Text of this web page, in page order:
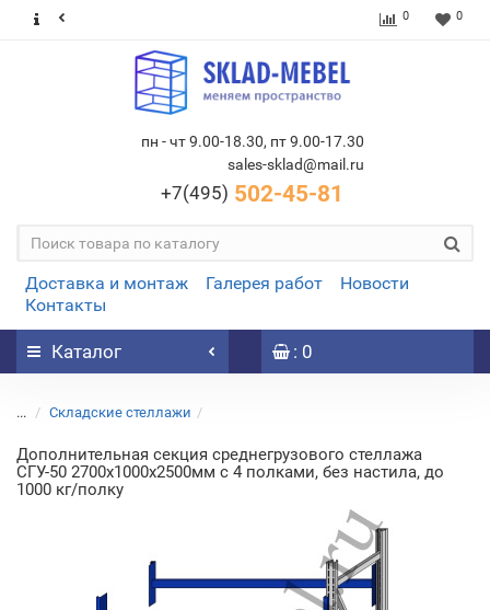
0 0
пн - чт 9.00-18.30, пт 9.00-17.30
sales-sklad@mail.ru
+7(495) 502-45-81
Доставка и монтаж Галерея работ
Новости
Контакты
Каталог : 0
... Складские стеллажи
Дополнительная секция среднегрузового стеллажа
СГУ-50 2700х1000х2500мм с 4 полками, без настила, до
1000 кг/полку